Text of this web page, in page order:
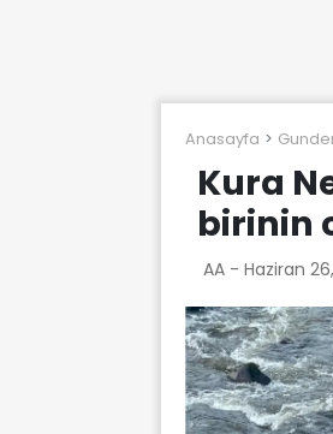
Anasayfa
Kura
birinin
AA - Haziran